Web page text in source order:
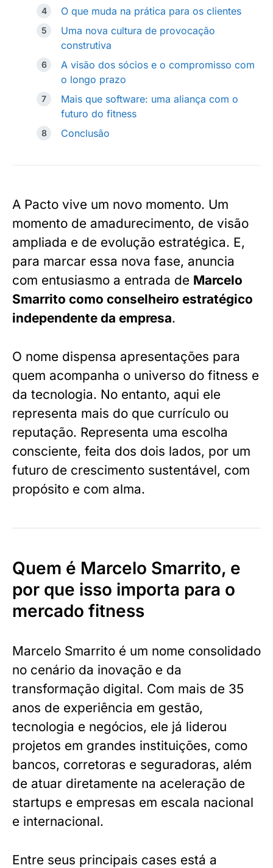
O que muda na prática para os clientes
Uma nova cultura de provocação
construtiva
A visão dos sócios e o compromisso com
o longo prazo
Mais que software: uma aliança com o
futuro do fitness
Conclusão
A Pacto vive um novo momento. Um
momento de amadurecimento, de visão
ampliada e de evolução estratégica. E,
para marcar essa nova fase, anuncia
com entusiasmo a entrada de Marcelo
Smarrito como conselheiro estratégico
independente da empresa.
O nome dispensa apresentações para
quem acompanha o universo do fitness e
da tecnologia. No entanto, aqui ele
representa mais do que currículo ou
reputação. Representa uma escolha
consciente, feita dos dois lados, por um
futuro de crescimento sustentável, com
propósito e com alma.
Quem é Marcelo Smarrito, e
por que isso importa para o
mercado fitness
Marcelo Smarrito é um nome consolidado
no cenário da inovação e da
transformação digital. Com mais de 35
anos de experiência em gestão,
tecnologia e negócios, ele já liderou
projetos em grandes instituições, como
bancos, corretoras e seguradoras, além
de atuar diretamente na aceleração de
startups e empresas em escala nacional
e internacional.
Entre seus principais cases está a